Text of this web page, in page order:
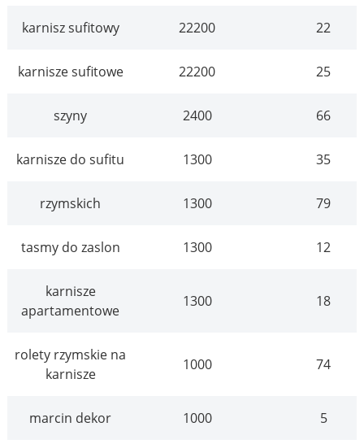
karnisz sufitowy 22200 22
karnisze sufitowe 22200 25
szyny 2400 66
karnisze do sufitu 1300 35
rzymskich 1300 79
tasmy do zaslon 1300 12
karnisze
apartamentowe
1300 18
rolety rzymskie na
karnisze
1000 74
marcin dekor 1000 5